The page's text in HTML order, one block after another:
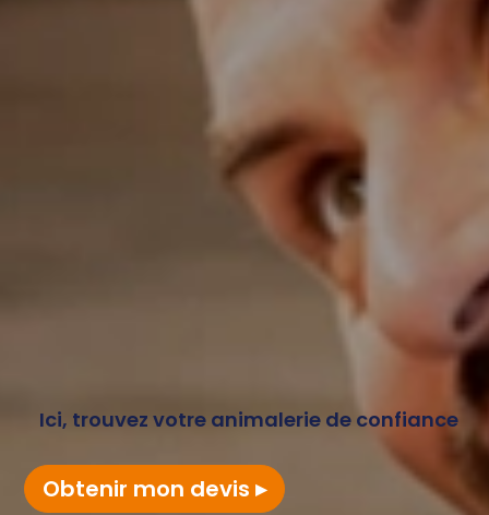
Ici, trouvez votre animalerie de confiance
Obtenir mon devis